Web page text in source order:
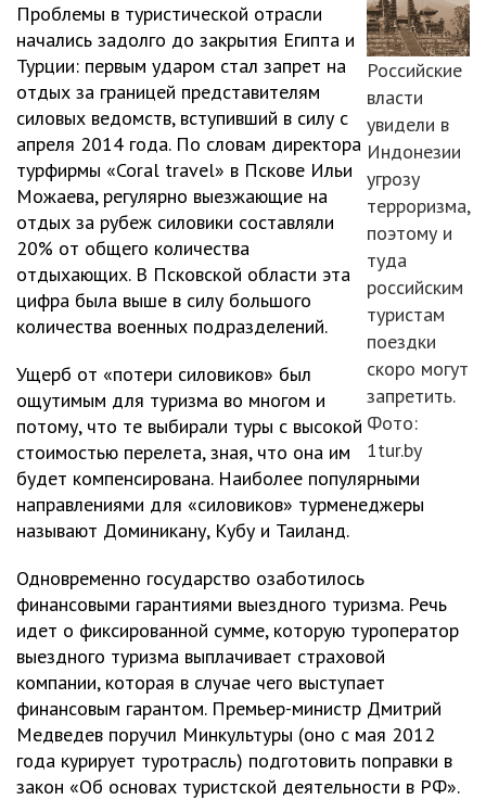
Российские
власти
увидели в
Индонезии
угрозу
терроризма,
поэтому и
туда
российским
туристам
поездки
скоро могут
запретить.
Фото:
1tur.by
Проблемы в туристической отрасли
начались задолго до закрытия Египта и
Турции: первым ударом стал запрет на
отдых за границей представителям
силовых ведомств, вступивший в силу с
апреля 2014 года. По словам директора
турфирмы «Coral travel» в Пскове Ильи
Можаева, регулярно выезжающие на
отдых за рубеж силовики составляли
20% от общего количества
отдыхающих. В Псковской области эта
цифра была выше в силу большого
количества военных подразделений.
Ущерб от «потери силовиков» был
ощутимым для туризма во многом и
потому, что те выбирали туры с высокой
стоимостью перелета, зная, что она им
будет компенсирована. Наиболее популярными
направлениями для «силовиков» турменеджеры
называют Доминикану, Кубу и Таиланд.
Одновременно государство озаботилось
финансовыми гарантиями выездного туризма. Речь
идет о фиксированной сумме, которую туроператор
выездного туризма выплачивает страховой
компании, которая в случае чего выступает
финансовым гарантом. Премьер-министр Дмитрий
Медведев поручил Минкультуры (оно с мая 2012
года курирует туротрасль) подготовить поправки в
закон «Об основах туристской деятельности в РФ».